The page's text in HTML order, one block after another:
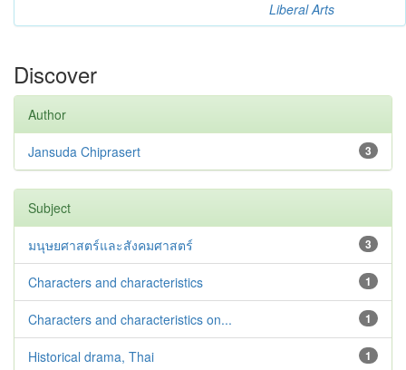
Liberal Arts
Discover
Author
3
Jansuda Chiprasert
Subject
3
มนุษยศาสตร์และสังคมศาสตร์
1
Characters and characteristics
1
Characters and characteristics on...
1
Historical drama, Thai